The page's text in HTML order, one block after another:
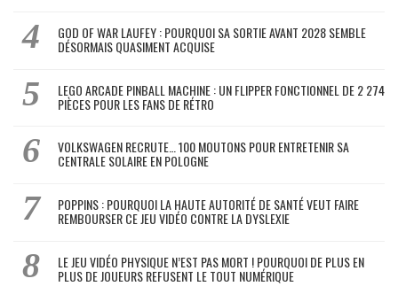
GOD OF WAR LAUFEY : POURQUOI SA SORTIE AVANT 2028 SEMBLE
DÉSORMAIS QUASIMENT ACQUISE
LEGO ARCADE PINBALL MACHINE : UN FLIPPER FONCTIONNEL DE 2 274
PIÈCES POUR LES FANS DE RÉTRO
VOLKSWAGEN RECRUTE… 100 MOUTONS POUR ENTRETENIR SA
CENTRALE SOLAIRE EN POLOGNE
POPPINS : POURQUOI LA HAUTE AUTORITÉ DE SANTÉ VEUT FAIRE
REMBOURSER CE JEU VIDÉO CONTRE LA DYSLEXIE
LE JEU VIDÉO PHYSIQUE N’EST PAS MORT ! POURQUOI DE PLUS EN
PLUS DE JOUEURS REFUSENT LE TOUT NUMÉRIQUE